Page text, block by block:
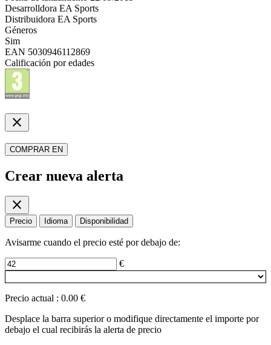
Desarrolldora EA Sports
Distribuidora EA Sports
Géneros
Sim
EAN 5030946112869
Calificación por edades
close
COMPRAR EN
Crear nueva alerta
close
Precio Idioma Disponibilidad
Avisarme cuando el precio esté por debajo de:
€
Precio actual : 0.00 €
Desplace la barra superior o modifique directamente el importe por
debajo el cual recibirás la alerta de precio